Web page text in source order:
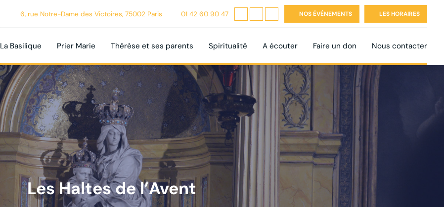
6, rue Notre-Dame des Victoires, 75002 Paris 01 42 60 90 47 NOS ÉVÉNEMENTS LES HORAIRES
La Basilique Prier Marie Thérèse et ses parents Spiritualité A écouter Faire un don Nous contacter
Les Haltes de l’Avent